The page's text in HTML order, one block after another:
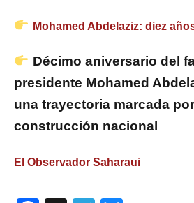
Mohamed Abdelaziz: diez
Décimo aniversario del
presidente Mohamed
una trayectoria marcada
construcción nacional
El Observador Saharaui